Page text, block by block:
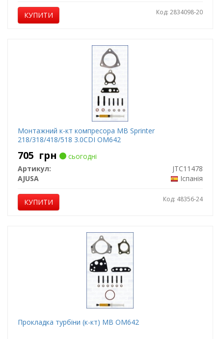
КУПИТИ Код: 2834098-20
Монтажний к-кт компресора MB Sprinter
218/318/418/518 3.0CDI OM642
705 грн
сьогодні
Артикул:
JTC11478
AJUSA
Іспанія
КУПИТИ Код: 48356-24
Прокладка турбіни (к-кт) MB OM642